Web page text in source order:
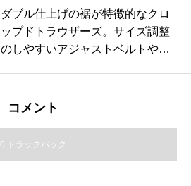
回は普段セレクトしていないクリ
ア系の色も置いていますので全色
かけ比べてみてください・#haus_
en #10月28日まで
ダブル仕上げの裾が特徴的なクロ
ップドトラウザーズ。サイズ調整
のしやすいアジャストベルトやア
ルが随所に見られるデザイン。col
コメント
0 トラックバック